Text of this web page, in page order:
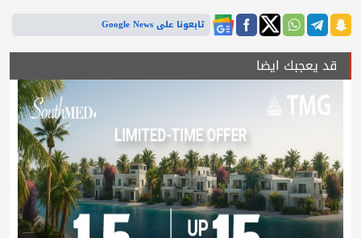
تابعونا على Google News
قد يعجبك ايضا